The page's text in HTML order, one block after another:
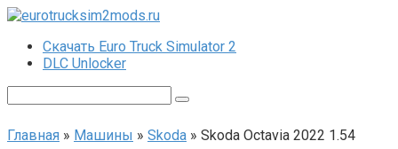
Перейти
контентуСкачать Euro Truck Simulator 2
DLC Unlocker
Главная » Машины » Skoda » Skoda Octavia 2022 1.54